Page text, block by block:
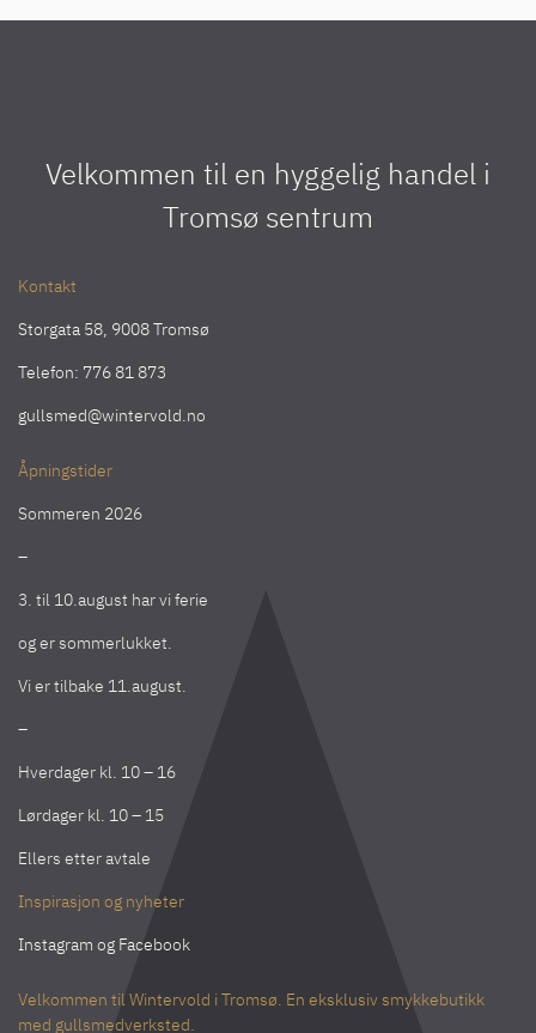
Velkommen til en hyggelig handel i
Tromsø sentrum
Kontakt
Storgata 58, 9008 Tromsø
Telefon: 776 81 873
gullsmed@wintervold.no
Åpningstider
Sommeren 2026
–
3. til 10.august har vi ferie
og er sommerlukket.
Vi er tilbake 11.august.
–
Hverdager kl. 10 – 16
Lørdager kl. 10 – 15
Ellers etter avtale
Inspirasjon og nyheter
Instagram og Facebook
Velkommen til Wintervold i Tromsø. En eksklusiv smykkebutikk
med gullsmedverksted.